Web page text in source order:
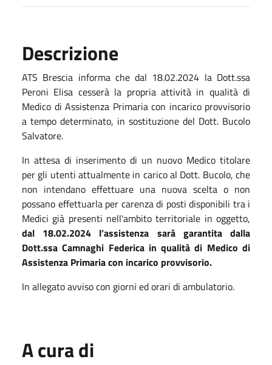
Descrizione
ATS Brescia informa che dal 18.02.2024 la Dott.ssa
Peroni Elisa cesserà la propria attività in qualità di
Medico di Assistenza Primaria con incarico provvisorio
a tempo determinato, in sostituzione del Dott. Bucolo
Salvatore.
In attesa di inserimento di un nuovo Medico titolare
per gli utenti attualmente in carico al Dott. Bucolo, che
non intendano effettuare una nuova scelta o non
possano effettuarla per carenza di posti disponibili tra i
Medici già presenti nell'ambito territoriale in oggetto,
dal 18.02.2024 l’assistenza sarà garantita dalla
Dott.ssa Camnaghi Federica in qualità di Medico di
Assistenza Primaria con incarico provvisorio.
In allegato avviso con giorni ed orari di ambulatorio.
A cura di